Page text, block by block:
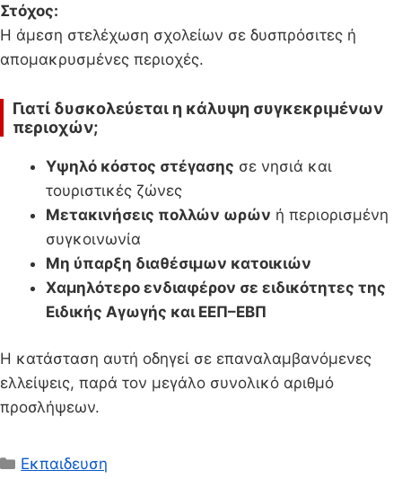
Στόχος:
Η άμεση στελέχωση σχολείων σε δυσπρόσιτες ή
απομακρυσμένες περιοχές.
Γιατί δυσκολεύεται η κάλυψη συγκεκριμένων
περιοχών;
Υψηλό κόστος στέγασης σε νησιά και
τουριστικές ζώνες
Μετακινήσεις πολλών ωρών ή περιορισμένη
συγκοινωνία
Μη ύπαρξη διαθέσιμων κατοικιών
Χαμηλότερο ενδιαφέρον σε ειδικότητες της
Ειδικής Αγωγής και ΕΕΠ–ΕΒΠ
Η κατάσταση αυτή οδηγεί σε επαναλαμβανόμενες
ελλείψεις, παρά τον μεγάλο συνολικό αριθμό
προσλήψεων.
Κατηγορίες
Εκπαιδευση